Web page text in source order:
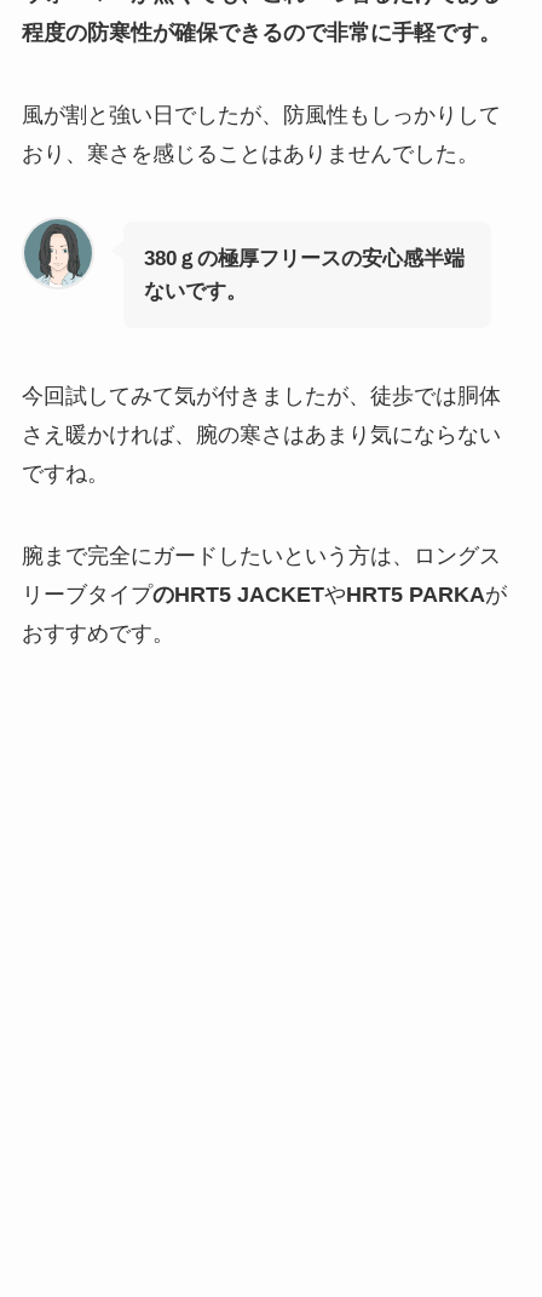
程度の防寒性が確保できるので非常に手軽です。
風が割と強い日でしたが、防風性もしっかりして
おり、寒さを感じることはありませんでした。
380ｇの極厚フリースの安心感半端
ないです。
今回試してみて気が付きましたが、徒歩では胴体
さえ暖かければ、腕の寒さはあまり気にならない
ですね。
腕まで完全にガードしたいという方は、ロングス
リーブタイプのHRT5 JACKETやHRT5 PARKAが
おすすめです。